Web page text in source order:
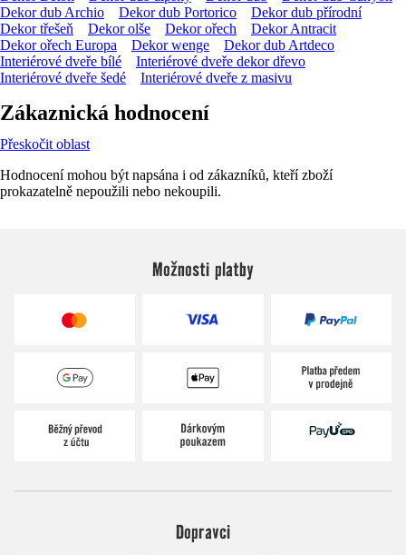
Dekor dub Archio
Dekor dub Portorico
Dekor dub přírodní
Dekor třešeň
Dekor olše Dekor ořech
Dekor Antracit
Dekor ořech Europa
Dekor wenge
Dekor dub Artdeco
Interiérové dveře bílé
Interiérové dveře dekor dřevo
Interiérové dveře šedé
Interiérové dveře z masivu
Zákaznická hodnocení
Přeskočit oblast
Hodnocení mohou být napsána i od zákazníků, kteří zboží
prokazatelně nepoužili nebo nekoupili.
Možnosti platby
Dopravci